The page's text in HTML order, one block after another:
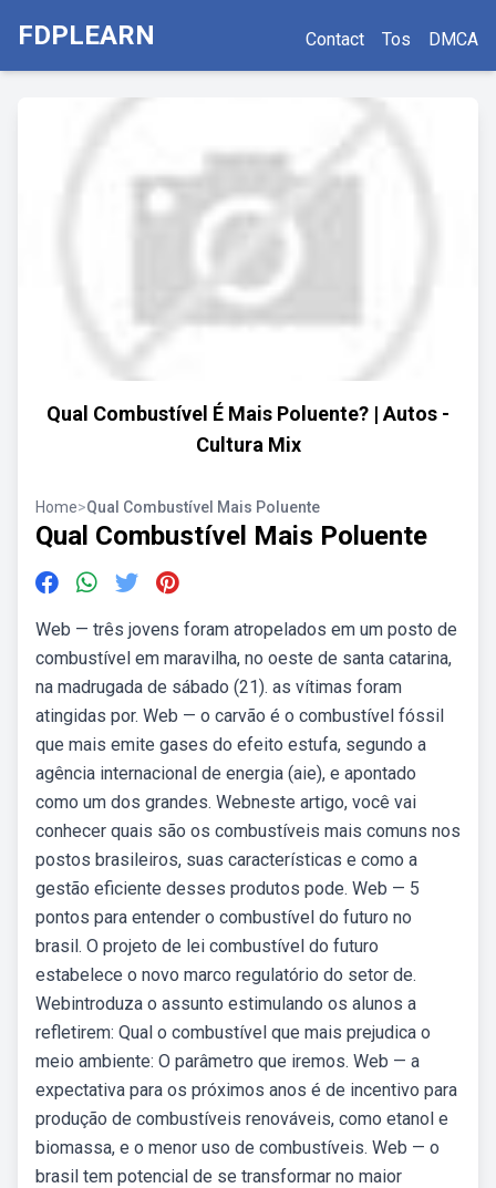
FDPLEARN Contact Tos DMCA
Qual Combustível É Mais Poluente? | Autos -
Cultura Mix
Home>Qual Combustível Mais Poluente
Qual Combustível Mais Poluente
Web — três jovens foram atropelados em um posto de
combustível em maravilha, no oeste de santa catarina,
na madrugada de sábado (21). as vítimas foram
atingidas por. Web — o carvão é o combustível fóssil
que mais emite gases do efeito estufa, segundo a
agência internacional de energia (aie), e apontado
como um dos grandes. Webneste artigo, você vai
conhecer quais são os combustíveis mais comuns nos
postos brasileiros, suas características e como a
gestão eficiente desses produtos pode. Web — 5
pontos para entender o combustível do futuro no
brasil. O projeto de lei combustível do futuro
estabelece o novo marco regulatório do setor de.
Webintroduza o assunto estimulando os alunos a
refletirem: Qual o combustível que mais prejudica o
meio ambiente: O parâmetro que iremos. Web — a
expectativa para os próximos anos é de incentivo para
produção de combustíveis renováveis, como etanol e
biomassa, e o menor uso de combustíveis. Web — o
brasil tem potencial de se transformar no maior